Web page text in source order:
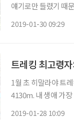
얘기로만 들렸기 때
2019-01-30 09:29
트레킹 최고령
1월 초 히말라야 트
4130m. 내 생애 가
2019-01-28 10:09